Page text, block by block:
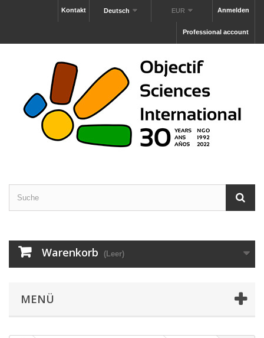
Anmelden
EUR
Deutsch
Kontakt
Professional account
Warenkorb (Leer)
MENÜ